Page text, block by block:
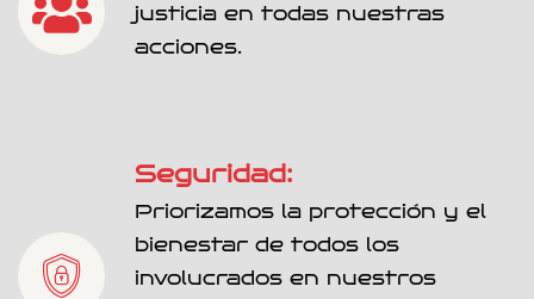
justicia en todas nuestras
acciones.
Seguridad:
Priorizamos la protección y el
bienestar de todos los
involucrados en nuestros